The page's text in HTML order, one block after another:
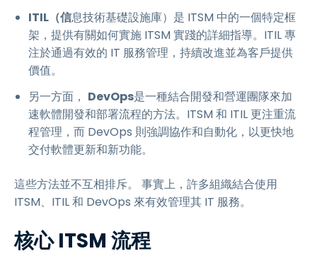
ITIL（信息技術基礎設施庫）是 ITSM 中的一個特定框
架，提供有關如何實施 ITSM 實踐的詳細指導。ITIL 專
注於通過有效的 IT 服務管理，持續改進並為客戶提供
價值。
另一方面， DevOps是一種結合開發和營運團隊來加
速軟體開發和部署流程的方法。ITSM 和 ITIL 更注重流
程管理，而 DevOps 則強調協作和自動化，以更快地
交付軟體更新和新功能。
這些方法並不互相排斥。 事實上，許多組織結合使用
ITSM、ITIL 和 DevOps 來有效管理其 IT 服務。
核心 ITSM 流程